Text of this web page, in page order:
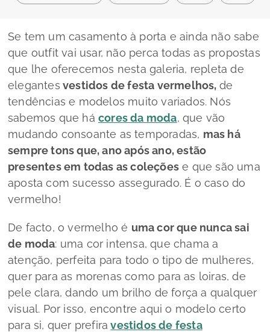
Se tem um casamento à porta e ainda não sabe
que outfit vai usar, não perca todas as propostas
que lhe oferecemos nesta galeria, repleta de
elegantes vestidos de festa vermelhos, de
tendências e modelos muito variados. Nós
sabemos que há cores da moda, que vão
mudando consoante as temporadas, mas há
sempre tons que, ano após ano, estão
presentes em todas as coleções e que são uma
aposta com sucesso assegurado. É o caso do
vermelho!
De facto, o vermelho é uma cor que nunca sai
de moda: uma cor intensa, que chama a
atenção, perfeita para todo o tipo de mulheres,
quer para as morenas como para as loiras, de
pele clara, dando um brilho de força a qualquer
visual. Por isso, encontre aqui o modelo certo
para si, quer prefira vestidos de festa